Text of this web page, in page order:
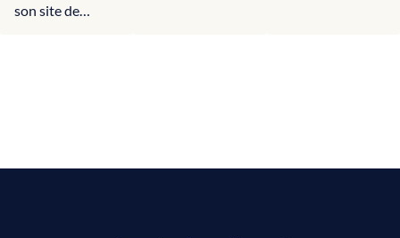
son site de